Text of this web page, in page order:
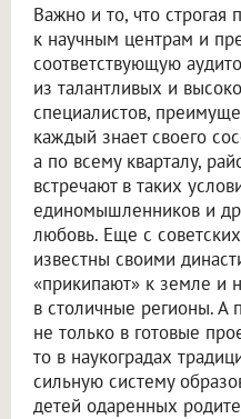
Важно и то, что строгая
к научным центрам и
соответствующую
из талантливых и
специалистов,
каждый знает своего
а по всему кварталу,
встречают в таких
единомышленников и
любовь. Еще с
известны своими
«прикипают» к земле и
в столичные регионы. А
не только в готовые
то в наукоградах
сильную систему
детей одаренных